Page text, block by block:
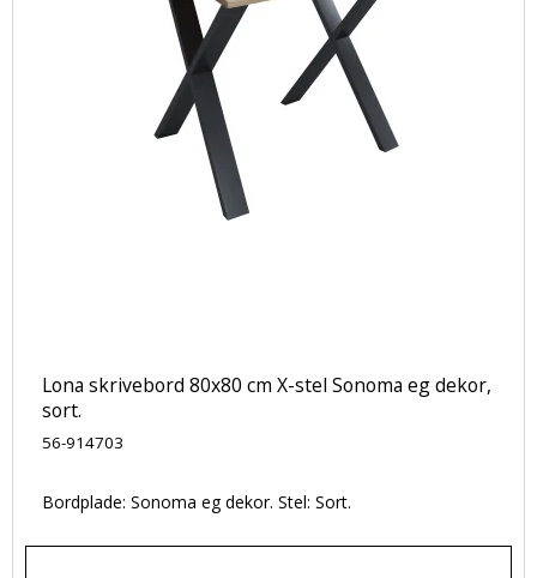
Lona skrivebord 80x80 cm X-stel Sonoma eg dekor,
sort.
56-914703
Bordplade: Sonoma eg dekor. Stel: Sort.